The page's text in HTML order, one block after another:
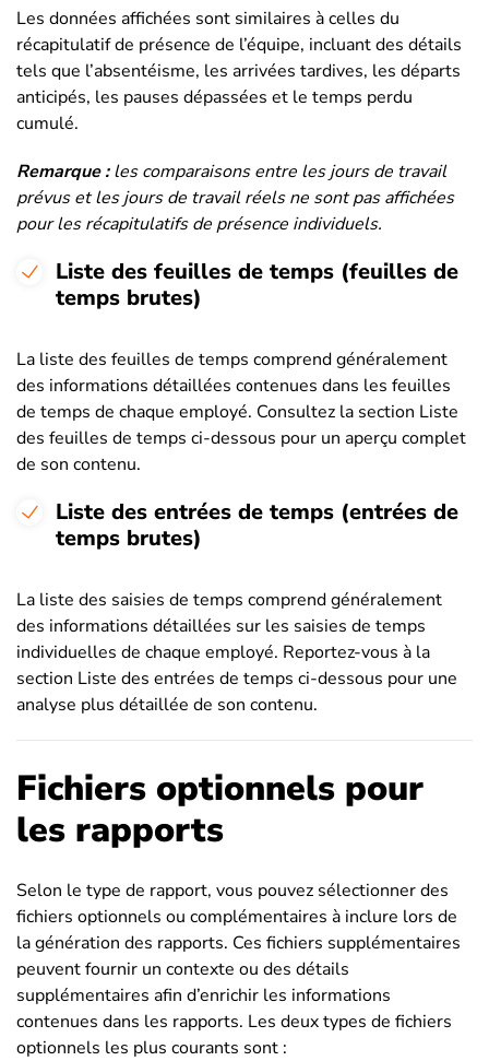
Les données affichées sont similaires à celles du
récapitulatif de présence de l’équipe, incluant des détails
tels que l’absentéisme, les arrivées tardives, les départs
anticipés, les pauses dépassées et le temps perdu
cumulé.
Remarque :les comparaisons entre les jours de travail
prévus et les jours de travail réels ne sont pas affichées
pour les récapitulatifs de présence individuels.
Liste des feuilles de temps (feuilles de
temps brutes)
La liste des feuilles de temps comprend généralement
des informations détaillées contenues dans les feuilles
de temps de chaque employé. Consultez la section Liste
des feuilles de temps ci-dessous pour un aperçu complet
de son contenu.
Liste des entrées de temps (entrées de
temps brutes)
La liste des saisies de temps comprend généralement
des informations détaillées sur les saisies de temps
individuelles de chaque employé. Reportez-vous à la
section Liste des entrées de temps ci-dessous pour une
analyse plus détaillée de son contenu.
Fichiers optionnels pour
les rapports
Selon le type de rapport, vous pouvez sélectionner des
fichiers optionnels ou complémentaires à inclure lors de
la génération des rapports. Ces fichiers supplémentaires
peuvent fournir un contexte ou des détails
supplémentaires afin d’enrichir les informations
contenues dans les rapports. Les deux types de fichiers
optionnels les plus courants sont :